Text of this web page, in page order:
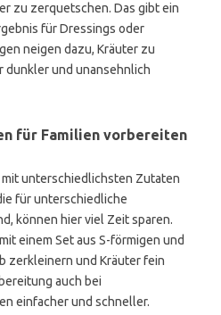
zu zerquetschen. Das gibt ein
für Dressings oder
neigen dazu, Kräuter zu
dunkler und unansehnlich
für Familien vorbereiten
unterschiedlichsten Zutaten
für unterschiedliche
können hier viel Zeit sparen.
einem Set aus S-förmigen und
zerkleinern und Kräuter fein
auch bei
einfacher und schneller.